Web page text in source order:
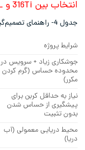
انتخاب بین 316Ti و 316L
جدول 4- راهنمای تصمیم‌گیری مهندسی
شرایط پروژه
جوشکاری زیاد + سرویس در
محدوده حساس (گرم کردن
مکرر)
نیاز به حداقل کربن برای
پیشگیری از حساس شدن
بدون تثبیت
محیط دریایی معمولی (آب
دریا)